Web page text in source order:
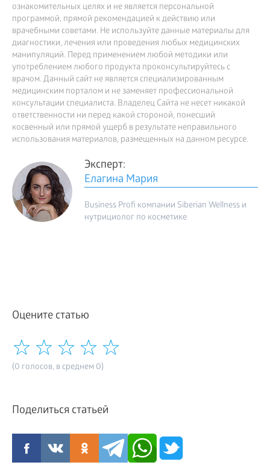
ознакомительных целях и не является персональной
программой, прямой рекомендацией к действию или
врачебными советами. Не используйте данные материалы для
диагностики, лечения или проведения любых медицинских
манипуляций. Перед применением любой методики или
употреблением любого продукта проконсультируйтесь с
врачом. Данный сайт не является специализированным
медицинским порталом и не заменяет профессиональной
консультации специалиста. Владелец Сайта не несет никакой
ответственности ни перед какой стороной, понесший
косвенный или прямой ущерб в результате неправильного
использования материалов, размещенных на данном ресурсе.
Эксперт:
Елагина Мария
Business Profi компании Siberian Wellness и
нутрициолог по косметике
Оцените статью
(0 голосов, в среднем 0)
Поделиться статьей